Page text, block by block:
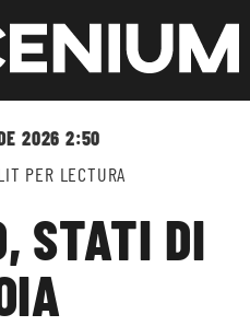
PER LECTURA
2026 2:50
STATI DI